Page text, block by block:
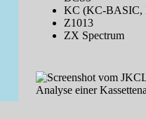
KC (KC-BASIC,
Z1013
ZX Spectrum
Analyse einer